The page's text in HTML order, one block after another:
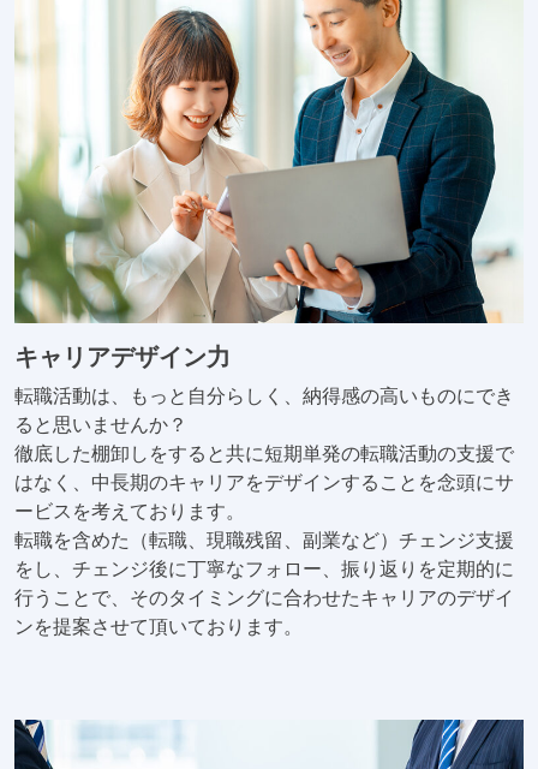
キャリアデザイン力
転職活動は、もっと自分らしく、納得感の高いものにでき
ると思いませんか？
徹底した棚卸しをすると共に短期単発の転職活動の支援で
はなく、中長期のキャリアをデザインすることを念頭にサ
ービスを考えております。
転職を含めた（転職、現職残留、副業など）チェンジ支援
をし、チェンジ後に丁寧なフォロー、振り返りを定期的に
行うことで、そのタイミングに合わせたキャリアのデザイ
ンを提案させて頂いております。